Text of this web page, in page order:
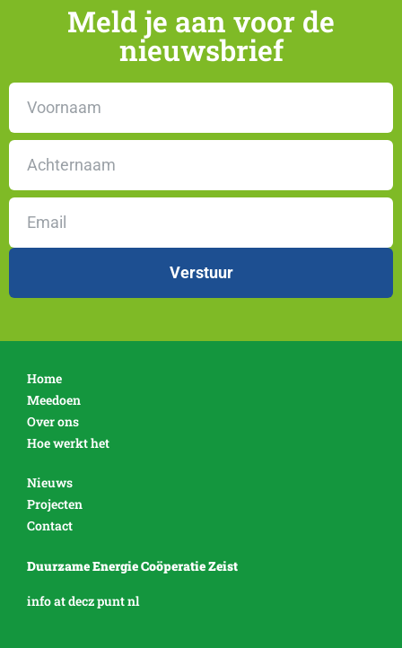
Meld je aan voor de
nieuwsbrief
Naam
E-mailadres
Home
Meedoen
Over ons
Hoe werkt het
Nieuws
Projecten
Contact
Duurzame Energie Coöperatie Zeist
info at decz punt nl